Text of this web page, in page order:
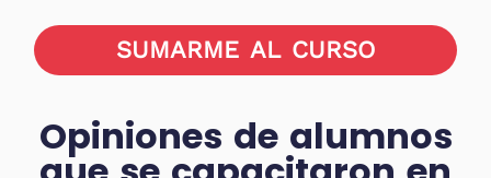
SUMARME AL CURSO
Opiniones de alumnos